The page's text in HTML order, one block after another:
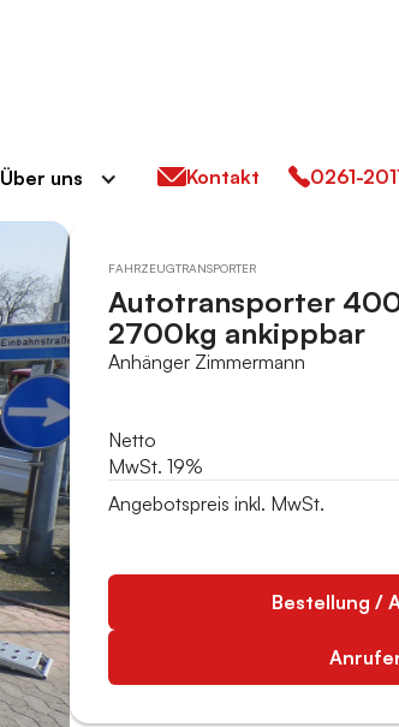
Über uns Kontakt 0261-
FAHRZEUGTRANSPORTER
Autotransporter
2700kg ankippbar
Anhänger Zimmermann
Netto
MwSt. 19%
Angebotspreis inkl. MwSt.
Bestellung /